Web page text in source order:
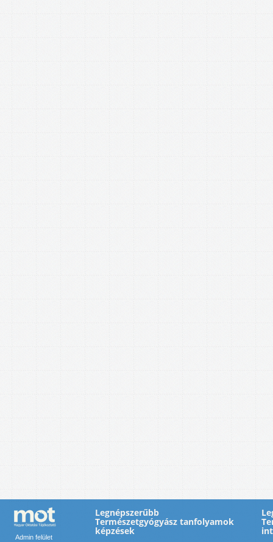
Admin felület
Legnépszerűbb
Természetgyógyász tanfolyamok
képzések